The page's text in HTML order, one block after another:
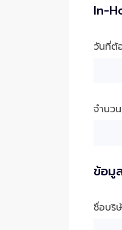
In-
วันที่ต้
จำนว
ข้อมู
ชื่อบริ